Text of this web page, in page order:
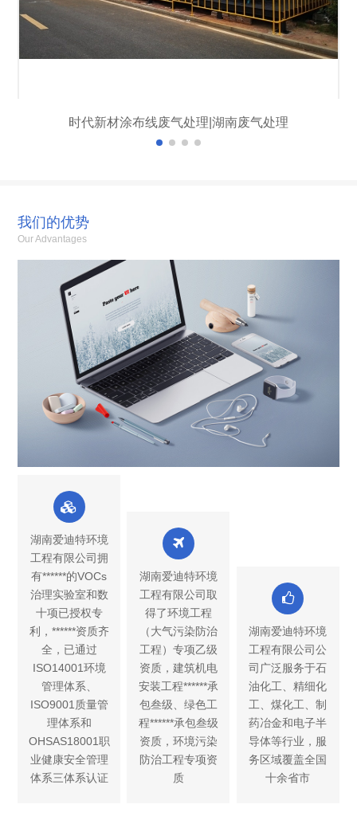
时代新材涂布线废气处理|湖南废气处理
我们的优势
Our Advantages
湖南爱迪特环境
工程有限公司拥
有******的VOCs
治理实验室和数
十项已授权专
利，******资质齐
全，已通过
ISO14001环境
管理体系、
ISO9001质量管
理体系和
OHSAS18001职
业健康安全管理
体系三体系认证
湖南爱迪特环境
工程有限公司取
得了环境工程
（大气污染防治
工程）专项乙级
资质，建筑机电
安装工程******承
包叁级、绿色工
程******承包叁级
资质，环境污染
防治工程专项资
质
湖南爱迪特环境
工程有限公司公
司广泛服务于石
油化工、精细化
工、煤化工、制
药冶金和电子半
导体等行业，服
务区域覆盖全国
十余省市